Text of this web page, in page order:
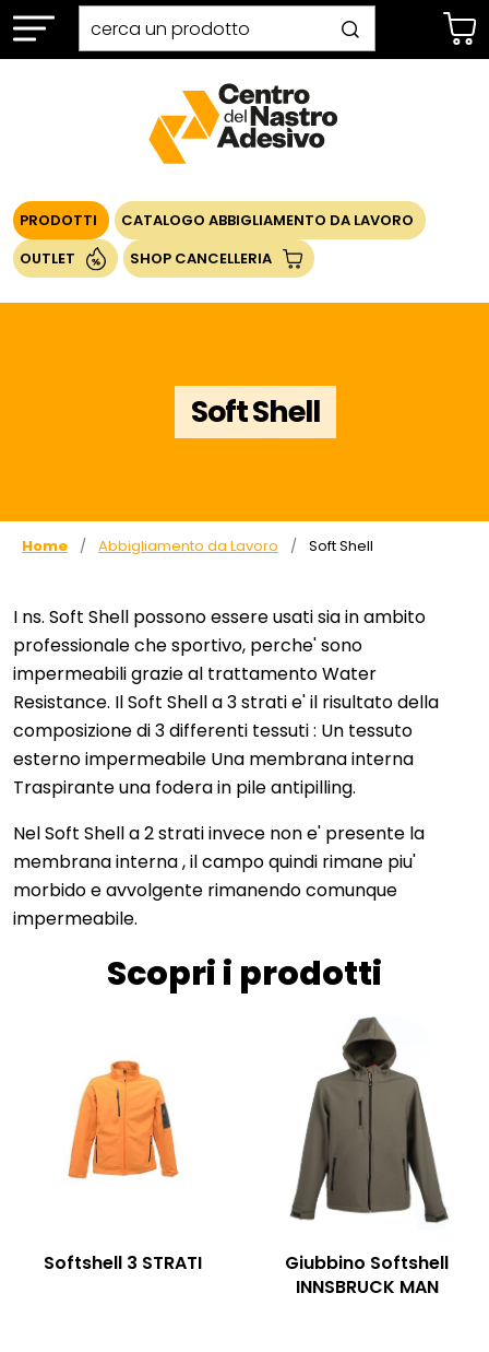
PRODOTTI
CATALOGO ABBIGLIAMENTO DA LAVORO
OUTLET
SHOP CANCELLERIA
Soft Shell
Home Abbigliamento da Lavoro Soft Shell
I ns. Soft Shell possono essere usati sia in ambito
professionale che sportivo, perche' sono
impermeabili grazie al trattamento Water
Resistance. Il Soft Shell a 3 strati e' il risultato della
composizione di 3 differenti tessuti : Un tessuto
esterno impermeabile Una membrana interna
Traspirante una fodera in pile antipilling.
Nel Soft Shell a 2 strati invece non e' presente la
membrana interna , il campo quindi rimane piu'
morbido e avvolgente rimanendo comunque
impermeabile.
Scopri i prodotti
Softshell 3 STRATI
Giubbino Softshell
INNSBRUCK MAN